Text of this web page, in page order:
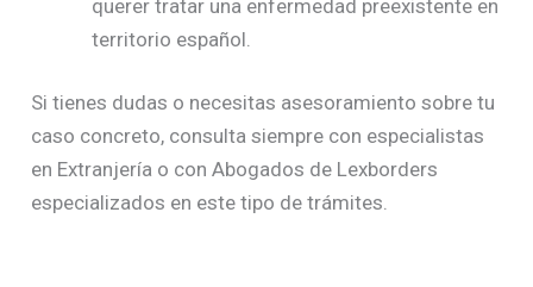
querer tratar una enfermedad preexistente en
territorio español.
Si tienes dudas o necesitas asesoramiento sobre tu
caso concreto, consulta siempre con especialistas
en Extranjería o con Abogados de Lexborders
especializados en este tipo de trámites.